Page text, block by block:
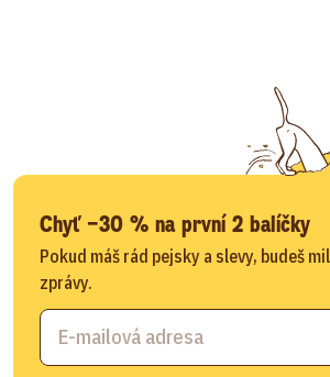
Chyť −30 % na první 2 balíčky
Pokud máš rád pejsky a slevy, budeš
zprávy.